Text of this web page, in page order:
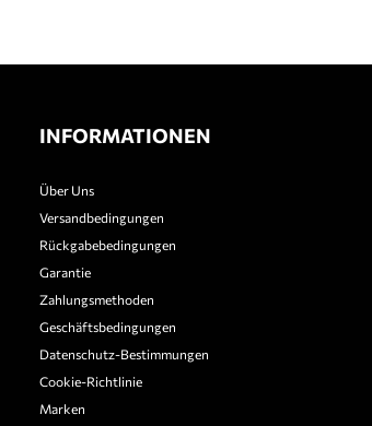
INFORMATIONEN
Über Uns
Versandbedingungen
Rückgabebedingungen
Garantie
Zahlungsmethoden
Geschäftsbedingungen
Datenschutz-Bestimmungen
Cookie-Richtlinie
Marken